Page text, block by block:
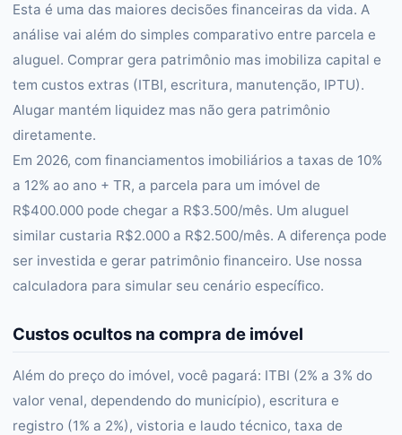
Esta é uma das maiores decisões financeiras da vida. A
análise vai além do simples comparativo entre parcela e
aluguel. Comprar gera patrimônio mas imobiliza capital e
tem custos extras (ITBI, escritura, manutenção, IPTU).
Alugar mantém liquidez mas não gera patrimônio
diretamente.
Em 2026, com financiamentos imobiliários a taxas de 10%
a 12% ao ano + TR, a parcela para um imóvel de
R$400.000 pode chegar a R$3.500/mês. Um aluguel
similar custaria R$2.000 a R$2.500/mês. A diferença pode
ser investida e gerar patrimônio financeiro. Use nossa
calculadora para simular seu cenário específico.
Custos ocultos na compra de imóvel
Além do preço do imóvel, você pagará: ITBI (2% a 3% do
valor venal, dependendo do município), escritura e
registro (1% a 2%), vistoria e laudo técnico, taxa de